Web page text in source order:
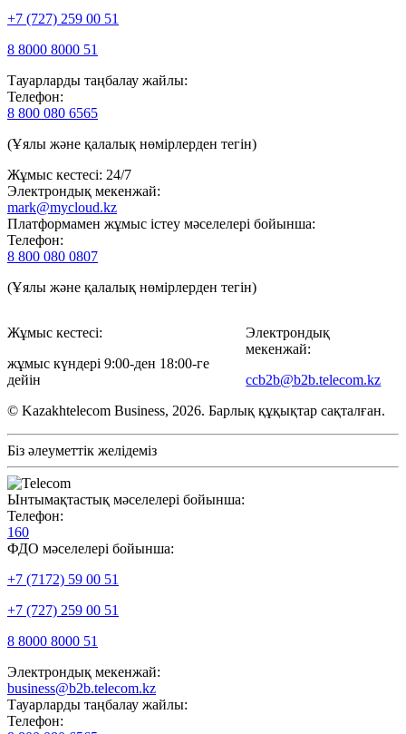
+7 (727) 259 00 51
8 8000 8000 51
Тауарларды таңбалау жайлы:
Телефон:
8 800 080 6565
(Ұялы және қалалық нөмірлерден тегін)
Жұмыс кестесі: 24/7
Электрондық мекенжай:
mark@mycloud.kz
Платформамен жұмыс істеу мәселелері бойынша:
Телефон:
8 800 080 0807
(Ұялы және қалалық нөмірлерден тегін)
Жұмыс кестесі:
жұмыс күндері 9:00-ден 18:00-ге
дейін
Электрондық
мекенжай:
ccb2b@b2b.telecom.kz
© Kazakhtelecom Business, 2026. Барлық құқықтар сақталған.
Біз әлеуметтік желідеміз
Ынтымақтастық мәселелері бойынша:
Телефон:
160
ФДО мәселелері бойынша:
+7 (7172) 59 00 51
+7 (727) 259 00 51
8 8000 8000 51
Электрондық мекенжай:
business@b2b.telecom.kz
Тауарларды таңбалау жайлы:
Телефон: